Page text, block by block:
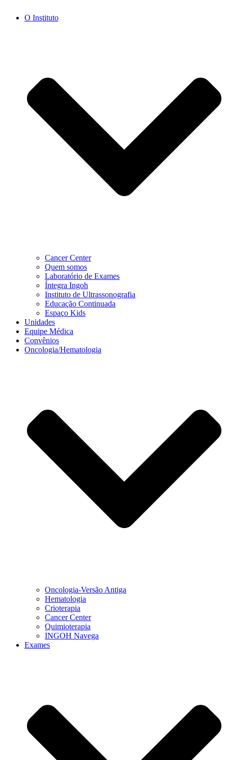
O Instituto
Cancer Center
Quem somos
Laboratório de Exames
Íntegra Ingoh
Instituto de Ultrassonografia
Educação Continuada
Espaço Kids
Unidades
Equipe Médica
Convênios
Oncologia/Hematologia
Oncologia-Versão Antiga
Hematologia
Crioterapia
Cancer Center
Quimioterapia
INGOH Navega
Exames